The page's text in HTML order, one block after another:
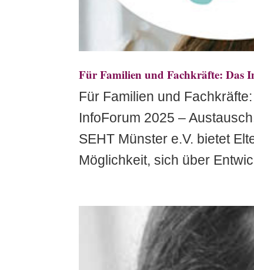
Für Familien und Fachkräfte: Das
Für Familien und
InfoForum 2025 –
SEHT Münster e.V. bietet
Möglichkeit, sich über